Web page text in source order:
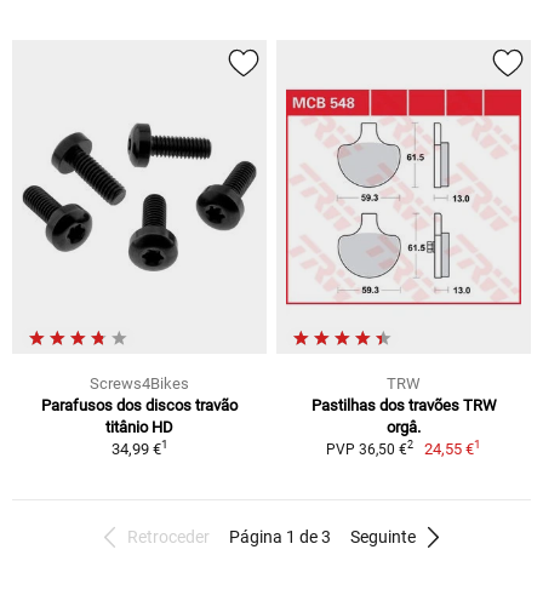
Screws4Bikes
Parafusos dos discos travão
titânio HD
34,99 €1
TRW
Pastilhas dos travões TRW
orgâ.
PVP 36,50 €2 24,55 €1
Retroceder Página 1 de 3 Seguinte